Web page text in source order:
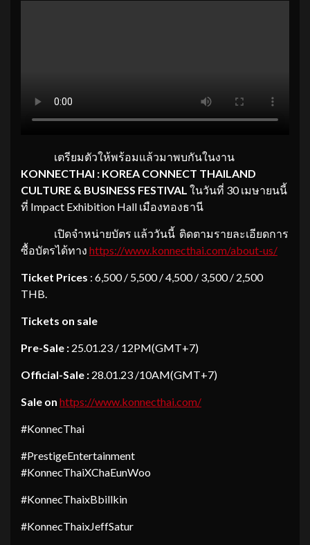
เตรียมตัวให้พร้อมแล้วมาพบกันในงาน
KONNECTHAI : KOREA CONNECT THAILAND
CULTURE & BUSINESS FESTIVAL ในวันที่ 30 เมษายนนี้
ที่ Impact Exhibition Hall เมืองทองธานี
เปิดจำหน่ายบัตร แล้ววันนี้ ติดตามรายละเอียดการ
ซื้อบัตรได้ทาง https://www.konnecthai.com/about-us/
Ticket Prices : 6,500 / 5,500 / 4,500 / 3,500 / 2,500
THB.
Tickets on sale
Pre-Sale : 25.01.23 / 12PM(GMT+7)
Official-Sale : 28.01.23 /10AM(GMT+7)
Sale on https://www.konnecthai.com/
#KonnecThai
#PrestigeEntertainment
#KonnecThaiXChaEunWoo
#KonnecThaixBbillkin
#KonnecThaixJeffSatur